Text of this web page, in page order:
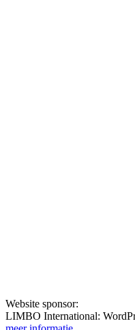
Website sponsor:
LIMBO International: